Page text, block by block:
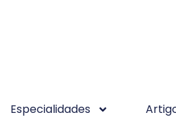
Especialidades